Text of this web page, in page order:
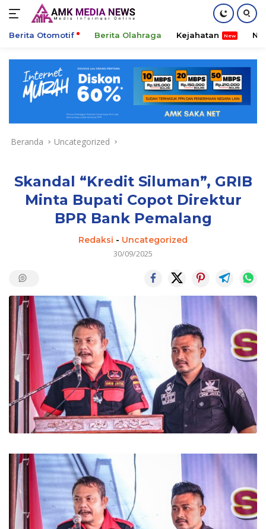
konten
Berita Otomotif Berita Olahraga Kejahatan
Beranda Uncategorized
Skandal “Kredit Siluman”, GRIB
Minta Bupati Copot Direktur
BPR Bank Pemalang
Redaksi - Uncategorized
30/09/2025